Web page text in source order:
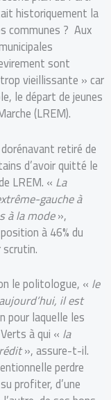
historiquement la
communes ? Aux
sont
vieillissante » car
le départ de jeunes
(LREM).
retiré de
d’avoir quitté le
LREM. « La
gauche à
à la mode»,
à 46% du
le politologue, « le
il est
pour laquelle les
à qui « la
», assure-t-il.
perdre
profiter, d’une